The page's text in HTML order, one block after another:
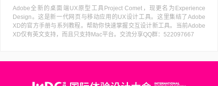
Adobe全新的桌面端UX原型工具Project Comet，现更名为Experience
Design。这是新一代网页与移动应用的UX设计工具。这里集结了Adobe
XD的官方手册与系列教程。帮助你快速掌握交互设计新工具。当前Adobe
XD仅有英文支持，而且只支持Mac平台。交流分享QQ群：522097667